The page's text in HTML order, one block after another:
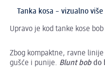
Tanka kosa – vizualno
Upravo je kod tanke kose
Zbog kompaktne, ravne
gušće i punije. Blunt bobdo